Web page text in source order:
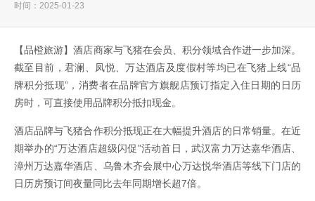
时间：2025-01-23
【品橙旅游】酒店商家与飞猪在会员、积分领域合作进一步加深。
截至目前，君澜、凤悦、万达酒店及度假村等均已在飞猪上线“品
牌积分抵现”，消费者在品牌官方旗舰店预订指定入住日期的日历
房时，可直接使用品牌积分抵扣现金。
酒店品牌与飞猪合作积分抵现正在大幅提升酒店的日常销量。在近
期举办的“万达酒店超级闪促”活动首日，武汉富力万达嘉华酒店、
漳州万达嘉华酒店、乌鲁木齐会展中心万达悦华酒店等线下门店的
日历房预订间夜量同比去年同期增长超7倍。